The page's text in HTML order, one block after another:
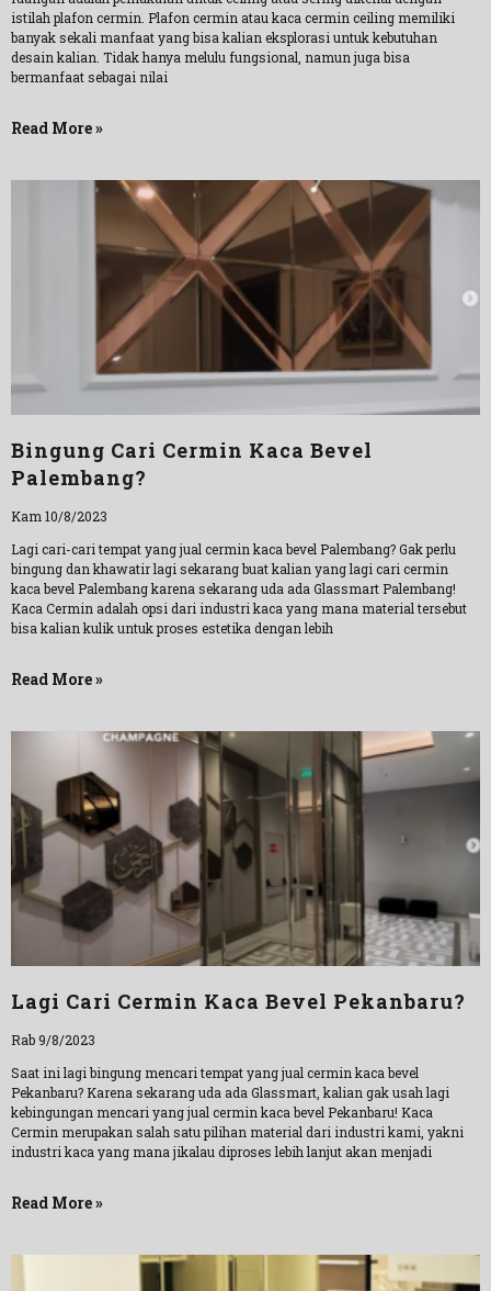
istilah plafon cermin. Plafon cermin atau kaca cermin ceiling memiliki
banyak sekali manfaat yang bisa kalian eksplorasi untuk kebutuhan
desain kalian. Tidak hanya melulu fungsional, namun juga bisa
bermanfaat sebagai nilai
Read More »
Bingung Cari Cermin Kaca Bevel
Palembang?
Kam 10/8/2023
Lagi cari-cari tempat yang jual cermin kaca bevel Palembang? Gak perlu
bingung dan khawatir lagi sekarang buat kalian yang lagi cari cermin
kaca bevel Palembang karena sekarang uda ada Glassmart Palembang!
Kaca Cermin adalah opsi dari industri kaca yang mana material tersebut
bisa kalian kulik untuk proses estetika dengan lebih
Read More »
Lagi Cari Cermin Kaca Bevel Pekanbaru?
Rab 9/8/2023
Saat ini lagi bingung mencari tempat yang jual cermin kaca bevel
Pekanbaru? Karena sekarang uda ada Glassmart, kalian gak usah lagi
kebingungan mencari yang jual cermin kaca bevel Pekanbaru! Kaca
Cermin merupakan salah satu pilihan material dari industri kami, yakni
industri kaca yang mana jikalau diproses lebih lanjut akan menjadi
Read More »